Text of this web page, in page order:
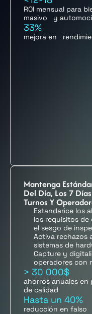
ROI mensual para
masivo y
33%
mejora en
Mantenga
Del Día, Los 7
Turnos Y
Estandarice los
los requisitos de
el sesgo de
Activa rechazos
sistemas de
Capture y
operadores con
> 30 000$
ahorros anuales
de calidad
Hasta un 40%
reducción en falso